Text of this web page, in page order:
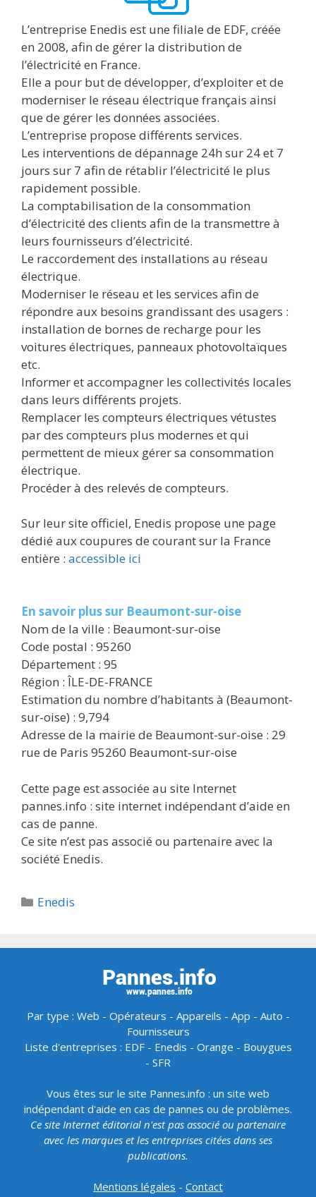
L’entreprise Enedis est une filiale de EDF, créée
en 2008, afin de gérer la distribution de
l’électricité en France.
Elle a pour but de développer, d’exploiter et de
moderniser le réseau électrique français ainsi
que de gérer les données associées.
L’entreprise propose différents services.
Les interventions de dépannage 24h sur 24 et 7
jours sur 7 afin de rétablir l’électricité le plus
rapidement possible.
La comptabilisation de la consommation
d’électricité des clients afin de la transmettre à
leurs fournisseurs d’électricité.
Le raccordement des installations au réseau
électrique.
Moderniser le réseau et les services afin de
répondre aux besoins grandissant des usagers :
installation de bornes de recharge pour les
voitures électriques, panneaux photovoltaïques
etc.
Informer et accompagner les collectivités locales
dans leurs différents projets.
Remplacer les compteurs électriques vétustes
par des compteurs plus modernes et qui
permettent de mieux gérer sa consommation
électrique.
Procéder à des relevés de compteurs.
Sur leur site officiel, Enedis propose une page
dédié aux coupures de courant sur la France
entière : accessible ici
En savoir plus sur Beaumont-sur-oise
Nom de la ville : Beaumont-sur-oise
Code postal : 95260
Département : 95
Région : ÎLE-DE-FRANCE
Estimation du nombre d’habitants à (Beaumont-
sur-oise) : 9,794
Adresse de la mairie de Beaumont-sur-oise : 29
rue de Paris 95260 Beaumont-sur-oise
Cette page est associée au site Internet
pannes.info : site internet indépendant d’aide en
cas de panne.
Ce site n’est pas associé ou partenaire avec la
société Enedis.
Catégories
Enedis
Par type : Web - Opérateurs - Appareils - App - Auto -
Fournisseurs
Liste d'entreprises : EDF- Enedis - Orange - Bouygues
- SFR
Vous êtes sur le site Pannes.info : un site web
indépendant d'aide en cas de pannes ou de problèmes.
Ce site Internet éditorial n'est pas associé ou partenaire
avec les marques et les entreprises citées dans ses
publications.
Mentions légales - Contact